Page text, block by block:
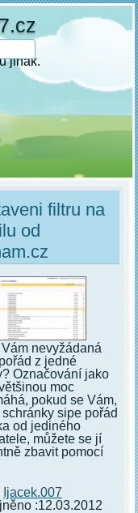
jinak.
filtru na
od
nevyžádaná
z jedné
Označování jako
moc
pokud se Vám,
sipe pořád
od jediného
můžete se jí
zbavit pomocí
Ijacek.007
:12.03.2012